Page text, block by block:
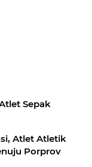
Sepak
Atlet Atletik
Porprov